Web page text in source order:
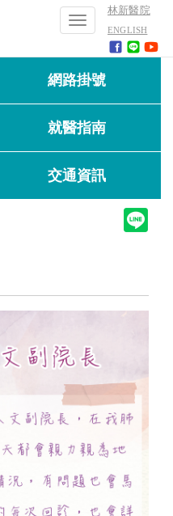
林新醫院
ENGLISH
Toggle
navigation
網路掛號
就醫指南
交通資訊